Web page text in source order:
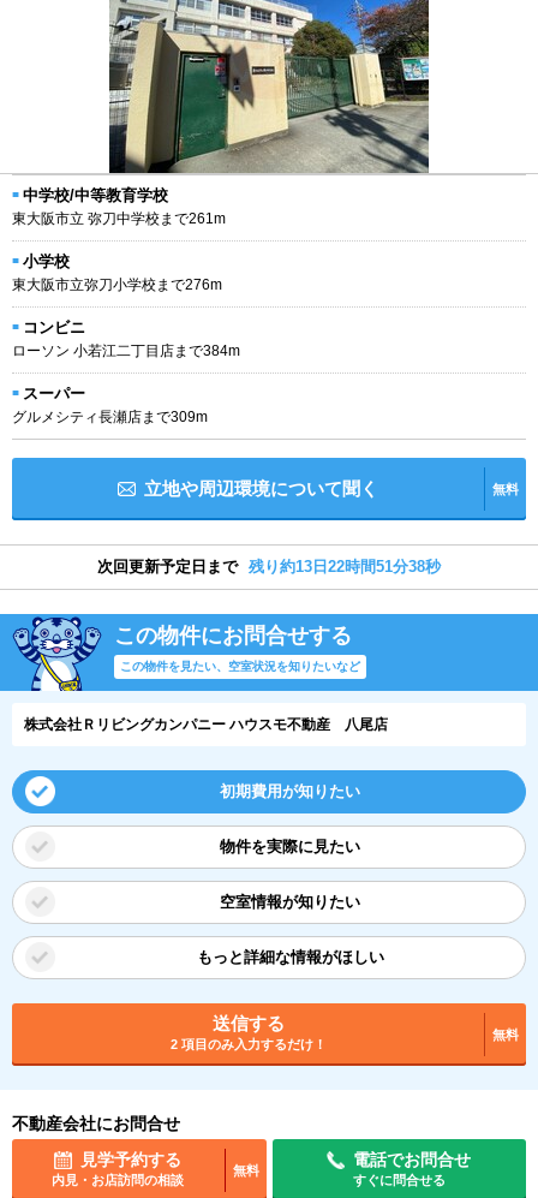
中学校/中等教育学校
東大阪市立 弥刀中学校まで261m
小学校
東大阪市立弥刀小学校まで276m
コンビニ
ローソン 小若江二丁目店まで384m
スーパー
グルメシティ長瀬店まで309m
立地や周辺環境について聞く 無料
次回更新予定日まで 残り約13日22時間51分38秒
この物件にお問合せする
この物件を見たい、空室状況を知りたいなど
株式会社Ｒリビングカンパニー ハウスモ不動産 八尾店
初期費用が知りたい
物件を実際に見たい
空室情報が知りたい
もっと詳細な情報がほしい
送信する
2 項目のみ入力するだけ！
無料
不動産会社にお問合せ
見学予約する
内見・お店訪問の相談
無料
電話でお問合せ
すぐに問合せる